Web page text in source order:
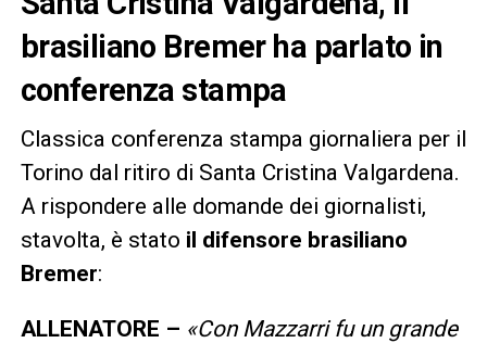
brasiliano Bremer ha parlato in
conferenza stampa
Classica conferenza stampa giornaliera per il
Torino dal ritiro di Santa Cristina Valgardena.
A rispondere alle domande dei giornalisti,
stavolta, è stato il difensore brasiliano
Bremer:
ALLENATORE – «Con Mazzarri fu un grande